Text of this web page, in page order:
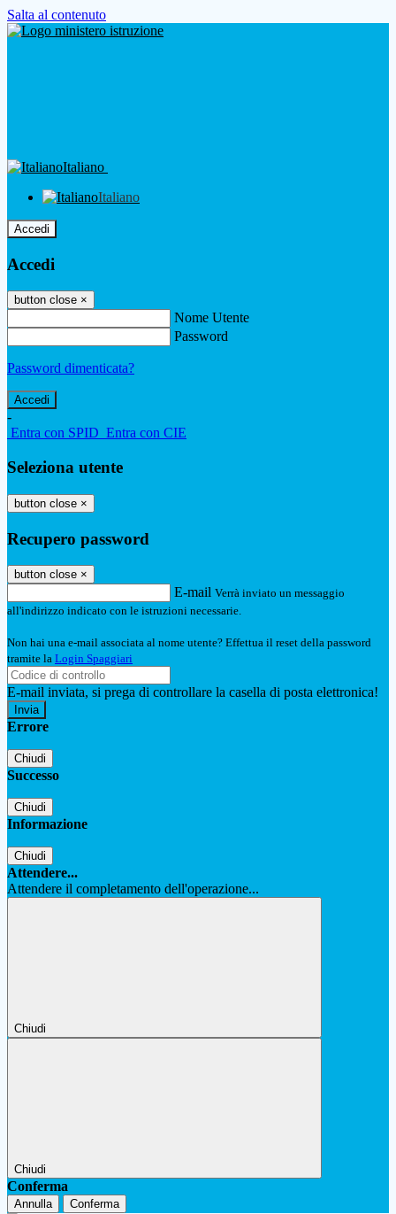
Salta al contenuto
Italiano
Italiano
Accedi
Accedi
button close ×
Nome Utente
Password
Password dimenticata?
-
Entra con SPID Entra con CIE
Seleziona utente
button close ×
Recupero password
button close ×
E-mail Verrà inviato un messaggio
all'indirizzo indicato con le istruzioni necessarie.
Non hai una e-mail associata al nome utente? Effettua il reset della password
tramite la Login Spaggiari
E-mail inviata, si prega di controllare la casella di posta elettronica!
Errore
Chiudi
Successo
Chiudi
Informazione
Chiudi
Attendere...
Attendere il completamento dell'operazione...
Chiudi
Chiudi
Conferma
Annulla Conferma